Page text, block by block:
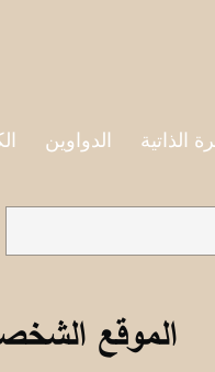
الذاتية الدواوين
الموقع